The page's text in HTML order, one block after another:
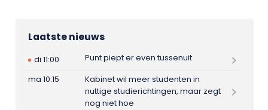
Laatste nieuws
di 11:00
Punt piept er even tussenuit
ma 10:15
Kabinet wil meer studenten in
nuttige studierichtingen, maar zegt
nog niet hoe